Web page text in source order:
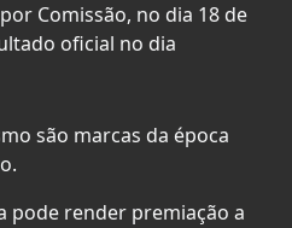
Comissão, no dia 18 de
oficial no dia
são marcas da época
pode render premiação a